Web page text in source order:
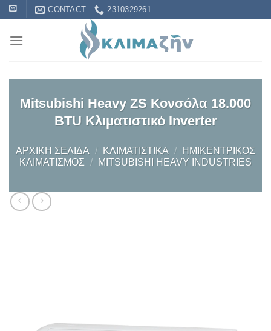
Skip
to
content
CONTACT 2310329261
Mitsubishi Heavy ZS Κονσόλα 18.000
BTU Κλιματιστικό Inverter
ΑΡΧΙΚΉ ΣΕΛΊΔΑ / KΛΙΜΑΤΙΣΤΙΚΆ /
ΗΜΙΚΕΝΤΡΙΚΌΣ
ΚΛΙΜΑΤΙΣΜΌΣ / MITSUBISHI HEAVY INDUSTRIES